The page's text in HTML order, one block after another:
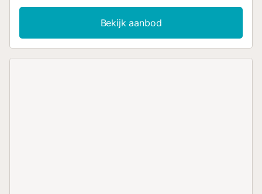
samen met een heerlijke maaltijd met vrienden en familie.
Cabo Roig aan de Costa Blanca biedt u een uitstekend
klimaat en nodigt uit tot watersporten, strandwandelingen
en een onvergetelijke vakantie....
Bekijk aanbod